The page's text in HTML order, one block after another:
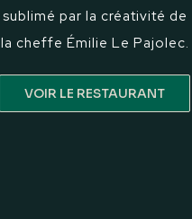
sublimé par la créativité de
la cheffe Émilie Le Pajolec.
VOIR LE RESTAURANT